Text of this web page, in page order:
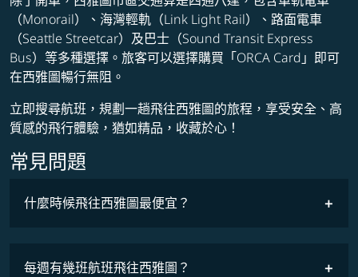
（Monorail）、海灣輕軌（Link Light Rail）、路面電車
（Seattle Streetcar）及巴士（Sound Transit Express
Bus）等多種選擇。旅客可以選擇購買「ORCA Card」即可
在西雅圖暢行無阻。
立即搜尋航班，規劃一趟飛往西雅圖的旅程，享受安全、高
質感的飛行體驗，猶如精品，收藏於心！
常見問題
什麼時候飛往西雅圖最便宜？
COSMILE會員
每週有幾班航班飛往西雅圖？